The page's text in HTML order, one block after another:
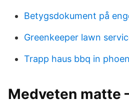
Betygsdokument på
Greenkeeper lawn
Trapp haus bbq in
Medveten matte